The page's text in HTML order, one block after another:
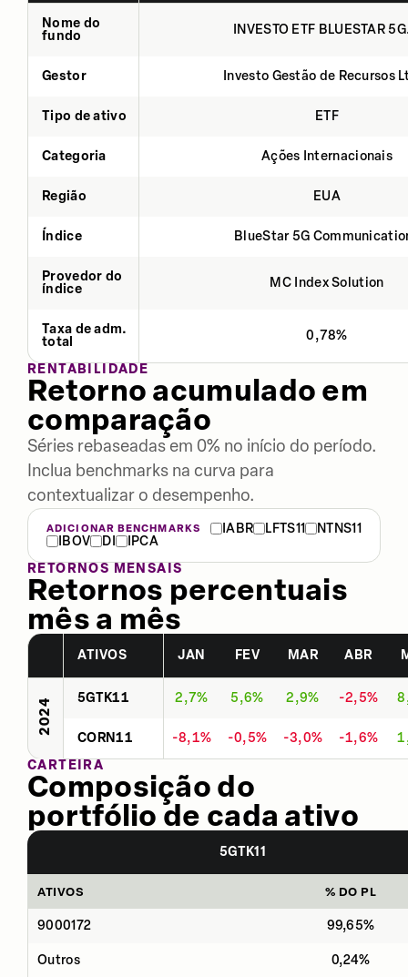
Nome do
fundo
INVESTO ETF BLUESTAR
Gestor Investo Gestão de Recursos
Tipo de ativo ETF
Categoria Ações Internacionais
Região EUA
Índice BlueStar 5G
Provedor do
índice
MC Index Solution
Taxa de adm.
total
0,78%
RENTABILIDADE
Retorno acumulado em
comparação
Séries rebaseadas em 0% no início do período.
Inclua benchmarks na curva para
contextualizar o desempenho.
ADICIONAR BENCHMARKS IABR LFTS11
NTNS11
IBOV
DI
IPCA
RETORNOS MENSAIS
Retornos percentuais
mês a mês
ATIVOS JAN FEV MAR ABR
2024 5GTK11 2,7% 5,6% 2,9% -2,5%
CORN11 -8,1% -0,5% -3,0% -1,6%
CARTEIRA
Composição do
portfólio de cada ativo
5GTK11
ATIVOS % DO PL
9000172 99,65%
Outros 0,24%